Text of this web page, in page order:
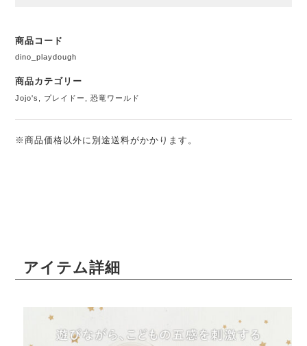
商品コード
dino_playdough
商品カテゴリー
Jojo's プレイドー ,恐竜ワールド
※商品価格以外に別途送料がかかります。
アイテム詳細